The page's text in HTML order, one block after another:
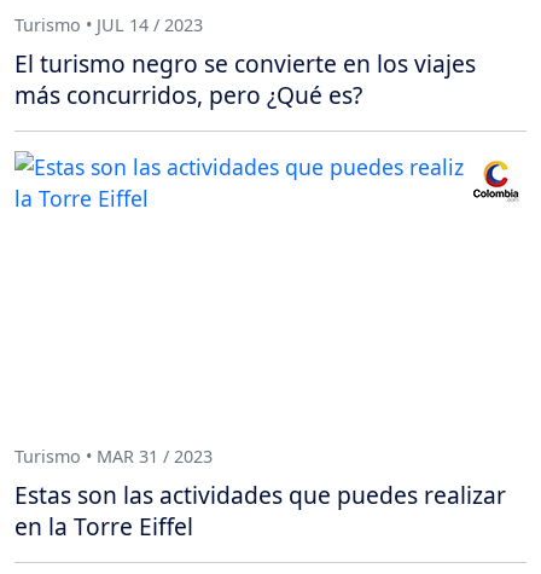
Turismo • JUL 14 / 2023
El turismo negro se convierte en los viajes
más concurridos, pero ¿Qué es?
Turismo • MAR 31 / 2023
Estas son las actividades que puedes realizar
en la Torre Eiffel